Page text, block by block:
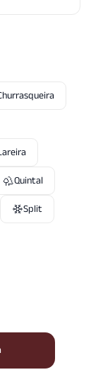
Quintal
Split